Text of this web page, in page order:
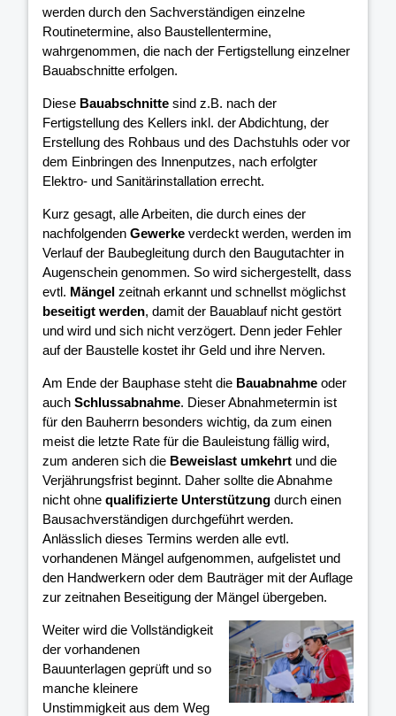
werden durch den Sachverständigen einzelne
Routinetermine, also Baustellentermine,
wahrgenommen, die nach der Fertigstellung einzelner
Bauabschnitte erfolgen.
Diese Bauabschnitte sind z.B. nach der
Fertigstellung des Kellers inkl. der Abdichtung, der
Erstellung des Rohbaus und des Dachstuhls oder vor
dem Einbringen des Innenputzes, nach erfolgter
Elektro- und Sanitärinstallation errecht.
Kurz gesagt, alle Arbeiten, die durch eines der
nachfolgenden Gewerke verdeckt werden, werden im
Verlauf der Baubegleitung durch den Baugutachter in
Augenschein genommen. So wird sichergestellt, dass
evtl. Mängel zeitnah erkannt und schnellst möglichst
beseitigt werden, damit der Bauablauf nicht gestört
und wird und sich nicht verzögert. Denn jeder Fehler
auf der Baustelle kostet ihr Geld und ihre Nerven.
Am Ende der Bauphase steht die Bauabnahme oder
auch Schlussabnahme. Dieser Abnahmetermin ist
für den Bauherrn besonders wichtig, da zum einen
meist die letzte Rate für die Bauleistung fällig wird,
zum anderen sich die Beweislast umkehrt und die
Verjährungsfrist beginnt. Daher sollte die Abnahme
nicht ohne qualifizierte Unterstützung durch einen
Bausachverständigen durchgeführt werden.
Anlässlich dieses Termins werden alle evtl.
vorhandenen Mängel aufgenommen, aufgelistet und
den Handwerkern oder dem Bauträger mit der Auflage
zur zeitnahen Beseitigung der Mängel übergeben.
Weiter wird die Vollständigkeit
der vorhandenen
Bauunterlagen geprüft und so
manche kleinere
Unstimmigkeit aus dem Weg